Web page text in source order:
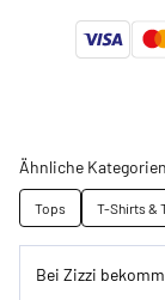
Ähnliche Kategorien
Tops T-Shirts &
Bei Zizzi